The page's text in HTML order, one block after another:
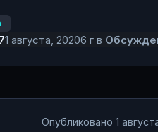
1 августа, 20206 г в
Опубликовано 1